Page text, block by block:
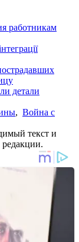
работникам
детали
, Война с
текст и